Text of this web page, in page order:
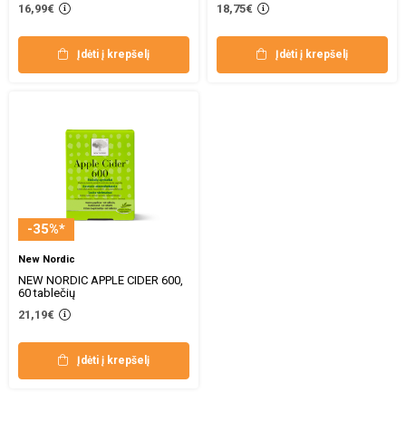
16,99€
Įdėti į krepšelį
18,75€
Įdėti į krepšelį
-35%*
New Nordic
NEW NORDIC APPLE CIDER 600,
60 tablečių
21,19€
Įdėti į krepšelį